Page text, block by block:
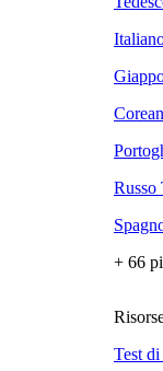
Russo
+ 66
Test